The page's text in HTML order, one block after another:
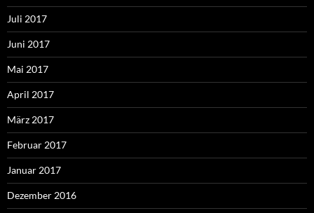
Juli 2017
Juni 2017
Mai 2017
April 2017
März 2017
Februar 2017
Januar 2017
Dezember 2016